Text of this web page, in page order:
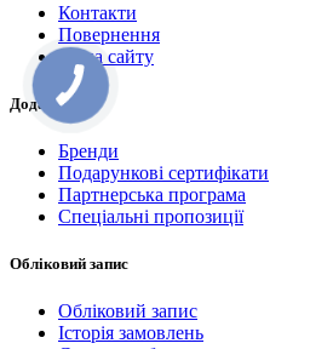
Контакти
Повернення
Мапа сайту
Додатково
Бренди
Подарункові сертифікати
Партнерська програма
Спеціальні пропозиції
Обліковий запис
Обліковий запис
Історія замовлень